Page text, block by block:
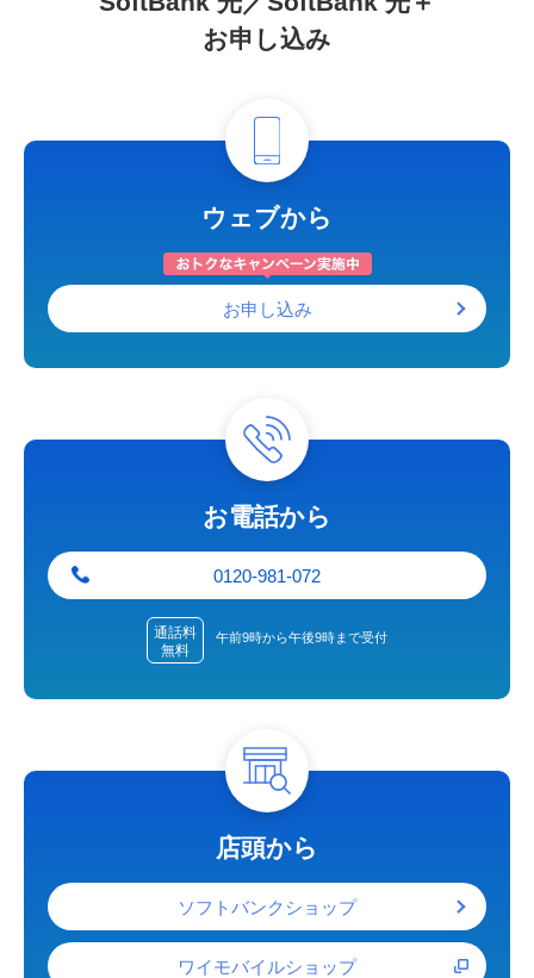
お申し込み
ウェブから
お申し込み
お電話から
0120-981-072
通話料
無料
午前9時から午後9時まで受付
店頭から
ソフトバンクショップ
ワイモバイルショップ